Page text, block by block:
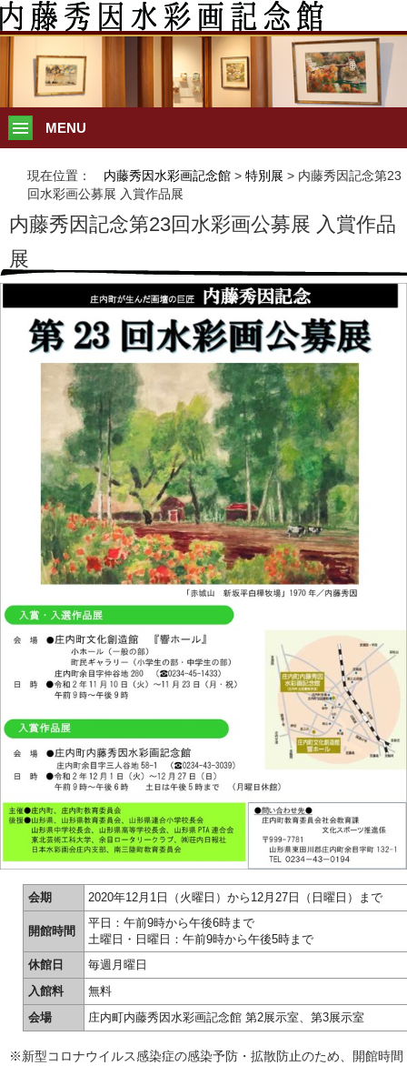
MENU
現在位置： 内藤秀因水彩画記念館 > 特別展 > 内藤秀因記念第23
回水彩画公募展 入賞作品展
内藤秀因記念第23回水彩画公募展 入賞作品
展
会期 2020年12月1日（火曜日）から12月27日（日曜日）まで
開館時間
平日：午前9時から午後6時まで
土曜日・日曜日：午前9時から午後5時まで
休館日
毎週月曜日
入館料 無料
会場 庄内町内藤秀因水彩画記念館 第2展示室、第3展示室
※新型コロナウイルス感染症の感染予防・拡散防止のため、開館時間